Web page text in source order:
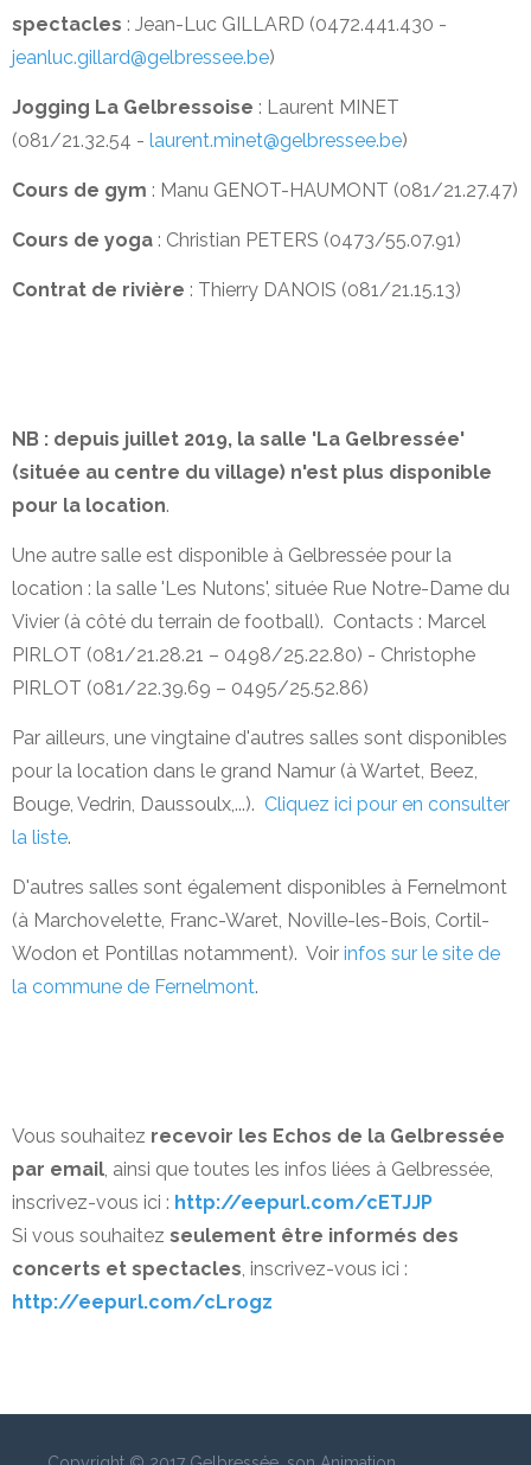
spectacles : Jean-Luc GILLARD (0472.441.430 -
jeanluc.gillard@gelbressee.be)
Jogging La Gelbressoise : Laurent MINET
(081/21.32.54 - laurent.minet@gelbressee.be)
Cours de gym : Manu GENOT-HAUMONT (081/21.27.47)
Cours de yoga : Christian PETERS (0473/55.07.91)
Contrat de rivière : Thierry DANOIS (081/21.15.13)
NB : depuis juillet 2019, la salle 'La Gelbressée'
(située au centre du village) n'est plus disponible
pour la location.
Une autre salle est disponible à Gelbressée pour la
location : la salle 'Les Nutons', située Rue Notre-Dame du
Vivier (à côté du terrain de football). Contacts : Marcel
PIRLOT (081/21.28.21 – 0498/25.22.80) - Christophe
PIRLOT (081/22.39.69 – 0495/25.52.86)
Par ailleurs, une vingtaine d'autres salles sont disponibles
pour la location dans le grand Namur (à Wartet, Beez,
Bouge, Vedrin, Daussoulx,...). Cliquez ici pour en consulter
la liste.
D'autres salles sont également disponibles à Fernelmont
(à Marchovelette, Franc-Waret, Noville-les-Bois, Cortil-
Wodon et Pontillas notamment). Voir infos sur le site de
la commune de Fernelmont.
Vous souhaitez recevoir les Echos de la Gelbressée
par email, ainsi que toutes les infos liées à Gelbressée,
inscrivez-vous ici : http://eepurl.com/cETJJP
Si vous souhaitez seulement être informés des
concerts et spectacles, inscrivez-vous ici :
http://eepurl.com/cLrogz